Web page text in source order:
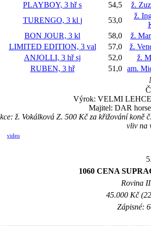
PLAYBOY, 3 hřs 54,5
ž.
TURENGO, 3 kl j 53,0
ž.
BON JOUR, 3 kl 58,0
ž.
LIMITED EDITION, 3 val 57,0
ž.
ANJOLLI, 3 hřsj 52,0
ž.
RUBEN, 3 hř 51,0 am.
Výrok: VELMI
Majitel: DAR
ž. Vokálková Z. 500 Kč za křižování koně
vliv na
video
1060 CENA
Rovina
45.000 Kč
Zápisné: